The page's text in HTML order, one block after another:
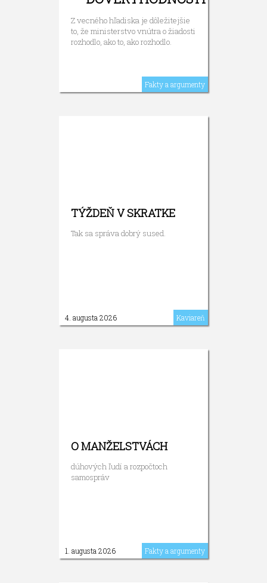
Z vecného hľadiska je dôležitejšie
to, že ministerstvo vnútra o žiadosti
rozhodlo, ako to, ako rozhodlo.
Fakty a argumenty
TÝŽDEŇ V SKRATKE
Tak sa správa dobrý sused.
4. augusta 2026 Kaviareň
O MANŽELSTVÁCH
dúhových ľudí a rozpočtoch
samospráv
1. augusta 2026 Fakty a argumenty